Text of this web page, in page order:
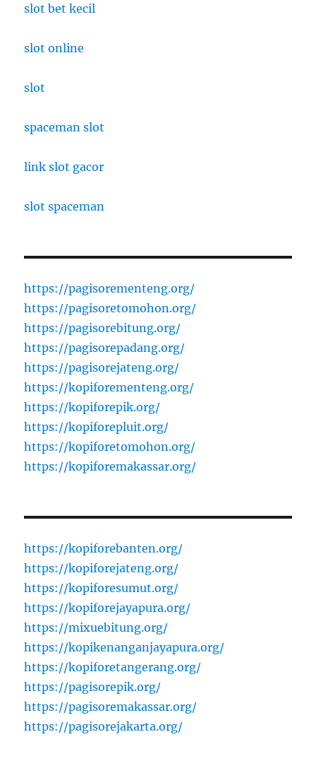
slot bet kecil
slot online
slot
spaceman slot
link slot gacor
slot spaceman
https://pagisorementeng.org/
https://pagisoretomohon.org/
https://pagisorebitung.org/
https://pagisorepadang.org/
https://pagisorejateng.org/
https://kopiforementeng.org/
https://kopiforepik.org/
https://kopiforepluit.org/
https://kopiforetomohon.org/
https://kopiforemakassar.org/
https://kopiforebanten.org/
https://kopiforejateng.org/
https://kopiforesumut.org/
https://kopiforejayapura.org/
https://mixuebitung.org/
https://kopikenanganjayapura.org/
https://kopiforetangerang.org/
https://pagisorepik.org/
https://pagisoremakassar.org/
https://pagisorejakarta.org/